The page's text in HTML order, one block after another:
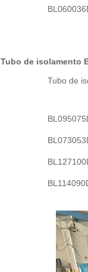
Tubo de isolamento
Tubo de